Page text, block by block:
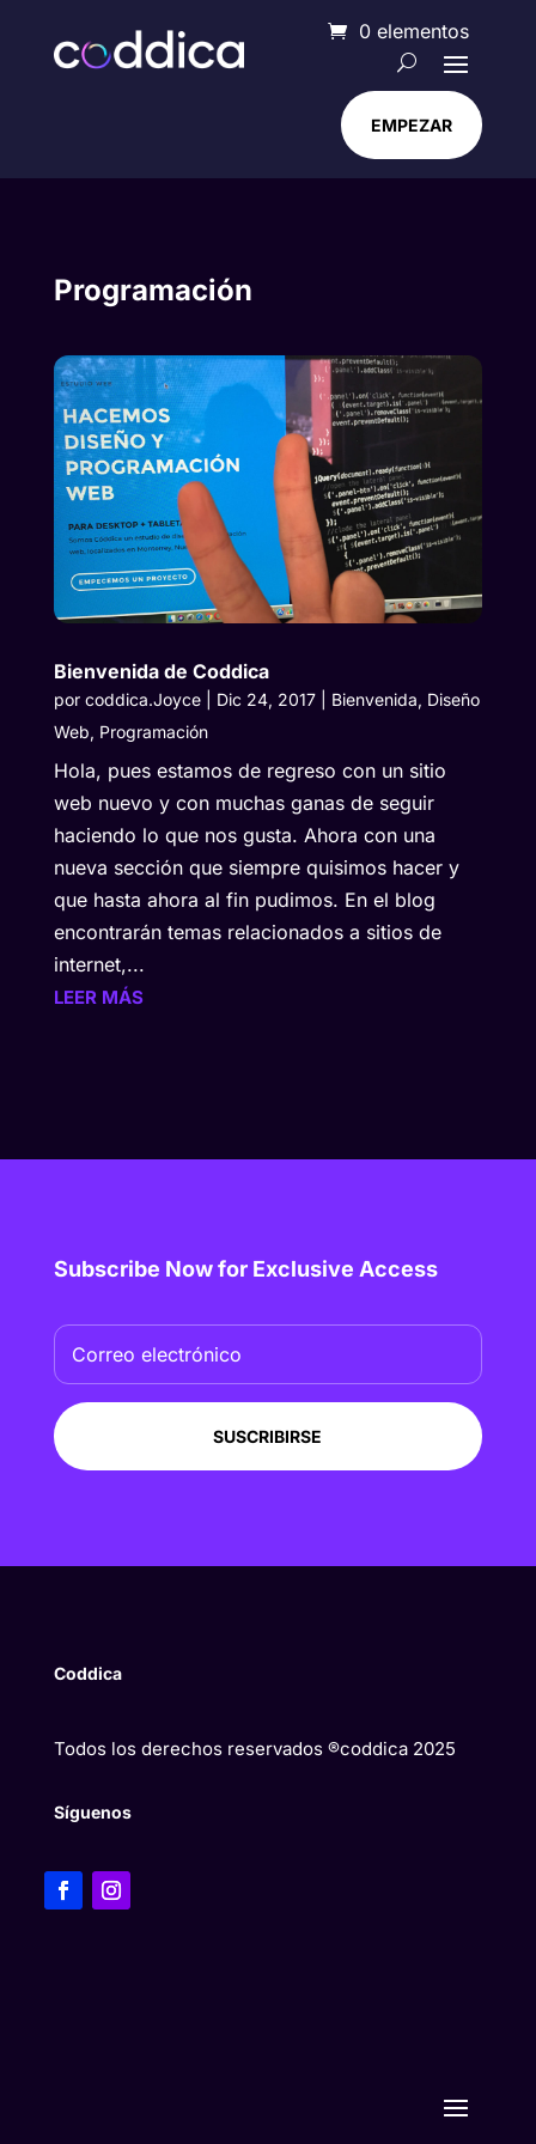
0 elementos
EMPEZAR
Programación
Bienvenida de Coddica
por coddica.Joyce| Dic 24, 2017| Bienvenida, Diseño
Web, Programación
Hola, pues estamos de regreso con un sitio
web nuevo y con muchas ganas de seguir
haciendo lo que nos gusta. Ahora con una
nueva sección que siempre quisimos hacer y
que hasta ahora al fin pudimos. En el blog
encontrarán temas relacionados a sitios de
internet,...
LEER MÁS
Subscribe Now for Exclusive Access
SUSCRIBIRSE
Coddica
Todos los derechos reservados ®coddica 2025
Síguenos